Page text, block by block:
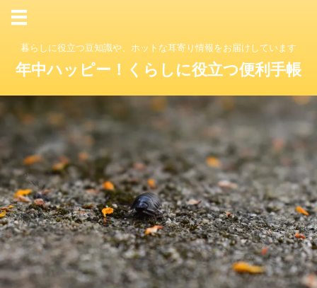
暮らしに役立つ豆知識や、ホットな耳寄り情報をお届けしています
年中ハッピー！くらしに役立つ便利手帳